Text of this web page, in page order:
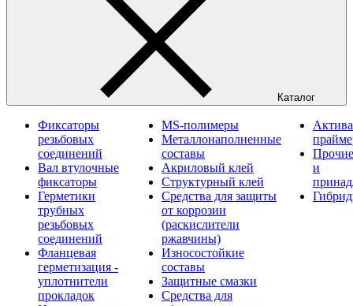
Каталог
Фиксаторы
резьбовых
соединений
Вал втулочные
фиксаторы
Герметики
трубных
резьбовых
соединений
Фланцевая
герметизация -
уплотнители
прокладок
MS-полимеры
Металлонаполненные
составы
Акриловый клей
Структурный клей
Средства для защиты
от коррозии
(раскислители
ржавчины)
Износостойкие
составы
Защитные смазки
Средства для
и